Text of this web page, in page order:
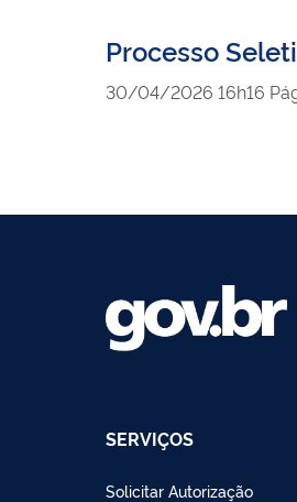
Processo
publicado
30/04/2026 16h16
SERVIÇOS
Solicitar Autorização